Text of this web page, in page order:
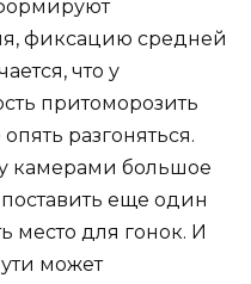
фиксацию средней
что у
притоморозить
разгоняться.
камерами большое
еще один
место для гонок. И
может